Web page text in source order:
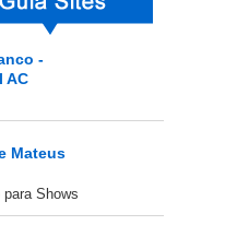
-
AC
Mateus
para Shows